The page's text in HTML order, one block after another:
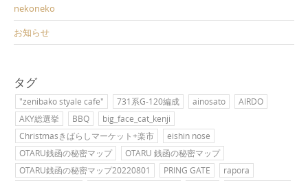
nekoneko
お知らせ
タグ
"zenibako styale cafe" 731系G-120編成 ainosato
AIRDO
AKY総選挙
BBQ
big_face_cat_kenji
Christmasきばらしマーケット+楽市
eishin nose
OTARU銭函の秘密マップ
OTARU 銭函の秘密マップ
OTARU銭函の秘密マップ20220801
PRING GATE
rapora